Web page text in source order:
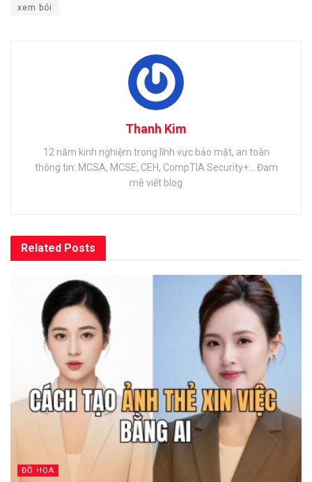
xem bói
Thanh Kim
12 năm kinh nghiệm trong lĩnh vực bảo mật, an toàn
thông tin: MCSA, MCSE, CEH, CompTIA Security+... Đam
mê viết blog
Related Posts
ĐỒ HỌA